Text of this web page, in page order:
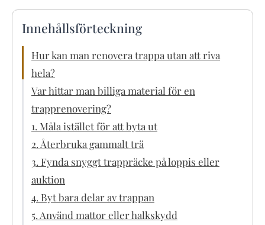
Innehållsförteckning
Hur kan man renovera trappa utan att riva
hela?
Var hittar man billiga material för en
trapprenovering?
1. Måla istället för att byta ut
2. Återbruka gammalt trä
3. Fynda snyggt trappräcke på loppis eller
auktion
4. Byt bara delar av trappan
5. Använd mattor eller halkskydd